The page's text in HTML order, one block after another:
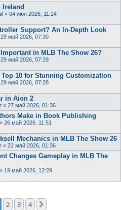
Ireland
« 04 июн 2026, 11:24
Support? An In‑Depth Look
29 май 2026, 07:30
in MLB The Show 26?
29 май 2026, 07:29
10 for Stunning Customization
29 май 2026, 07:28
in Aion 2
« 27 май 2026, 01:36
Make in Book Publishing
« 26 май 2026, 11:51
Mechanics in MLB The Show 26
« 22 май 2026, 01:36
Changes Gameplay in MLB The
« 19 май 2026, 12:29
2 3 4